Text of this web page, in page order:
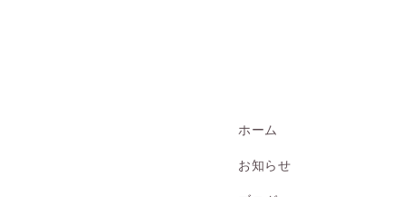
ホーム
お知らせ